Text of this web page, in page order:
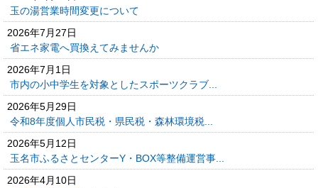
玉の湯営業時間変更について
2026年7月27日
省エネ家電へ買換えてみませんか
2026年7月1日
市内の小中学生を対象としたスポーツクラブ...
2026年5月29日
令和8年度個人市民税・県民税・森林環境税...
2026年5月12日
玉名市ふるさとセンターY・BOX等整備運営事...
2026年4月10日